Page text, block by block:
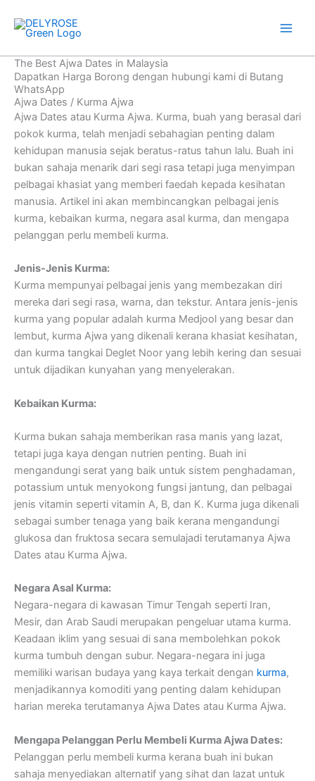
content
The Best Ajwa Dates in Malaysia
Dapatkan Harga Borong dengan hubungi kami di Butang
WhatsApp
Ajwa Dates / Kurma Ajwa
Ajwa Dates atau Kurma Ajwa. Kurma, buah yang berasal dari
pokok kurma, telah menjadi sebahagian penting dalam
kehidupan manusia sejak beratus-ratus tahun lalu. Buah ini
bukan sahaja menarik dari segi rasa tetapi juga menyimpan
pelbagai khasiat yang memberi faedah kepada kesihatan
manusia. Artikel ini akan membincangkan pelbagai jenis
kurma, kebaikan kurma, negara asal kurma, dan mengapa
pelanggan perlu membeli kurma.
Jenis-Jenis Kurma:
Kurma mempunyai pelbagai jenis yang membezakan diri
mereka dari segi rasa, warna, dan tekstur. Antara jenis-jenis
kurma yang popular adalah kurma Medjool yang besar dan
lembut, kurma Ajwa yang dikenali kerana khasiat kesihatan,
dan kurma tangkai Deglet Noor yang lebih kering dan sesuai
untuk dijadikan kunyahan yang menyelerakan.
Kebaikan Kurma:
Kurma bukan sahaja memberikan rasa manis yang lazat,
tetapi juga kaya dengan nutrien penting. Buah ini
mengandungi serat yang baik untuk sistem penghadaman,
potassium untuk menyokong fungsi jantung, dan pelbagai
jenis vitamin seperti vitamin A, B, dan K. Kurma juga dikenali
sebagai sumber tenaga yang baik kerana mengandungi
glukosa dan fruktosa secara semulajadi terutamanya Ajwa
Dates atau Kurma Ajwa.
Negara Asal Kurma:
Negara-negara di kawasan Timur Tengah seperti Iran,
Mesir, dan Arab Saudi merupakan pengeluar utama kurma.
Keadaan iklim yang sesuai di sana membolehkan pokok
kurma tumbuh dengan subur. Negara-negara ini juga
memiliki warisan budaya yang kaya terkait dengan kurma,
menjadikannya komoditi yang penting dalam kehidupan
harian mereka terutamanya Ajwa Dates atau Kurma Ajwa.
Mengapa Pelanggan Perlu Membeli Kurma Ajwa Dates:
Pelanggan perlu membeli kurma kerana buah ini bukan
sahaja menyediakan alternatif yang sihat dan lazat untuk
RM10.00.RM7.00.through
RM250.00
product
multiple
variants.
on
page
through
RM80.00
product
multiple
variants.
product
page